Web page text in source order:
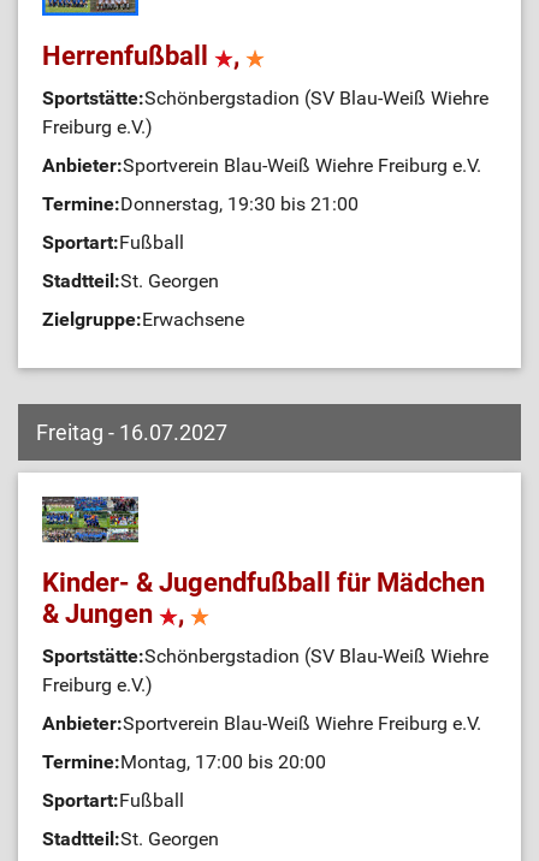
Herrenfußball ,
Sportstätte:Schönbergstadion (SV Blau-Weiß Wiehre
Freiburg e.V.)
Anbieter:Sportverein Blau-Weiß Wiehre Freiburg e.V.
Termine:Donnerstag, 19:30 bis 21:00
Sportart:Fußball
Stadtteil:St. Georgen
Zielgruppe:Erwachsene
Freitag - 16.07.2027
Kinder- & Jugendfußball für Mädchen
& Jungen
,
Sportstätte:Schönbergstadion (SV Blau-Weiß Wiehre
Freiburg e.V.)
Anbieter:Sportverein Blau-Weiß Wiehre Freiburg e.V.
Termine:Montag, 17:00 bis 20:00
Sportart:Fußball
Stadtteil:St. Georgen